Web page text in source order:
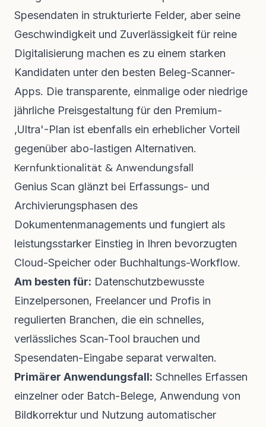
Spesendaten in strukturierte Felder, aber seine
Geschwindigkeit und Zuverlässigkeit für reine
Digitalisierung machen es zu einem starken
Kandidaten unter den besten Beleg-Scanner-
Apps. Die transparente, einmalige oder niedrige
jährliche Preisgestaltung für den Premium-
‚Ultra'-Plan ist ebenfalls ein erheblicher Vorteil
gegenüber abo-lastigen Alternativen.
Kernfunktionalität & Anwendungsfall
Genius Scan glänzt bei Erfassungs- und
Archivierungsphasen des
Dokumentenmanagements und fungiert als
leistungsstarker Einstieg in Ihren bevorzugten
Cloud-Speicher oder Buchhaltungs-Workflow.
Am besten für: Datenschutzbewusste
Einzelpersonen, Freelancer und Profis in
regulierten Branchen, die ein schnelles,
verlässliches Scan-Tool brauchen und
Spesendaten-Eingabe separat verwalten.
Primärer Anwendungsfall: Schnelles Erfassen
einzelner oder Batch-Belege, Anwendung von
Bildkorrektur und Nutzung automatischer